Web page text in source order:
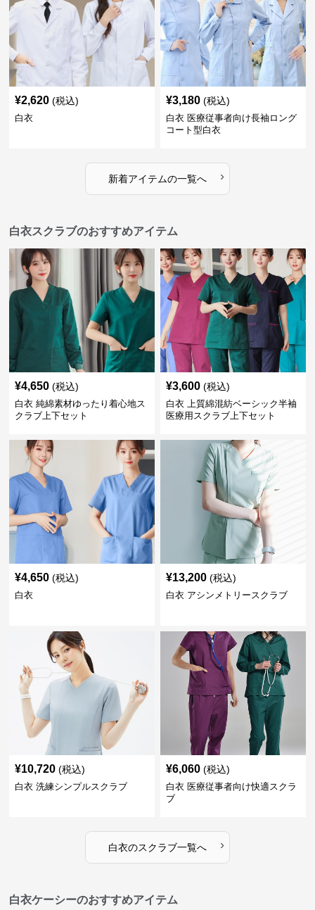
¥2,620 (税込)
白衣
¥3,180 (税込)
白衣 医療従事者向け長袖ロング
コート型白衣
新着アイテムの一覧へ ›
白衣スクラブのおすすめアイテム
¥4,650 (税込)
白衣 純綿素材ゆったり着心地ス
クラブ上下セット
¥3,600 (税込)
白衣 上質綿混紡ベーシック半袖
医療用スクラブ上下セット
¥4,650 (税込)
白衣
¥13,200 (税込)
白衣 アシンメトリースクラブ
¥10,720 (税込)
白衣 洗練シンプルスクラブ
¥6,060 (税込)
白衣 医療従事者向け快適スクラ
ブ
白衣のスクラブ一覧へ ›
白衣ケーシーのおすすめアイテム